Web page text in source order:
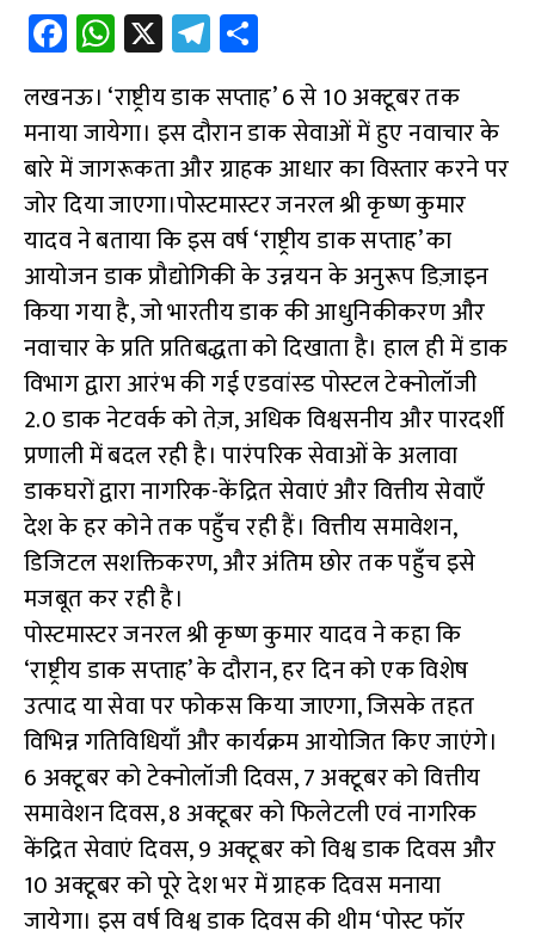
Fa
ce
b
o
o
k
W
h
at
s
A
p
p
X Te
le
gr
a
m
h
ar
e
लखनऊ। ‘राष्ट्रीय डाक सप्ताह’ 6 से 10 अक्टूबर तक
मनाया जायेगा। इस दौरान डाक सेवाओं में हुए नवाचार के
बारे में जागरूकता और ग्राहक आधार का विस्तार करने पर
जोर दिया जाएगा।पोस्टमास्टर जनरल श्री कृष्ण कुमार
यादव ने बताया कि इस वर्ष ‘राष्ट्रीय डाक सप्ताह’ का
आयोजन डाक प्रौद्योगिकी के उन्नयन के अनुरूप डिज़ाइन
किया गया है, जो भारतीय डाक की आधुनिकीकरण और
नवाचार के प्रति प्रतिबद्धता को दिखाता है। हाल ही में डाक
विभाग द्वारा आरंभ की गई एडवांस्ड पोस्टल टेक्नोलॉजी
2.0 डाक नेटवर्क को तेज़, अधिक विश्वसनीय और पारदर्शी
प्रणाली में बदल रही है। पारंपरिक सेवाओं के अलावा
डाकघरों द्वारा नागरिक-केंद्रित सेवाएं और वित्तीय सेवाएँ
देश के हर कोने तक पहुँच रही हैं। वित्तीय समावेशन,
डिजिटल सशक्तिकरण, और अंतिम छोर तक पहुँच इसे
मजबूत कर रही है।
पोस्टमास्टर जनरल श्री कृष्ण कुमार यादव ने कहा कि
‘राष्ट्रीय डाक सप्ताह’ के दौरान, हर दिन को एक विशेष
उत्पाद या सेवा पर फोकस किया जाएगा, जिसके तहत
विभिन्न गतिविधियाँ और कार्यक्रम आयोजित किए जाएंगे।
6 अक्टूबर को टेक्नोलॉजी दिवस, 7 अक्टूबर को वित्तीय
समावेशन दिवस, 8 अक्टूबर को फिलेटली एवं नागरिक
केंद्रित सेवाएं दिवस, 9 अक्टूबर को विश्व डाक दिवस और
10 अक्टूबर को पूरे देश भर में ग्राहक दिवस मनाया
जायेगा। इस वर्ष विश्व डाक दिवस की थीम ‘पोस्ट फॉर